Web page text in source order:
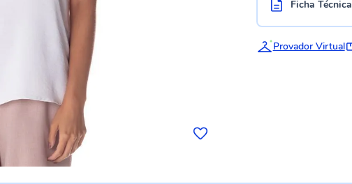
Ficha Técnica
Provador Virtual